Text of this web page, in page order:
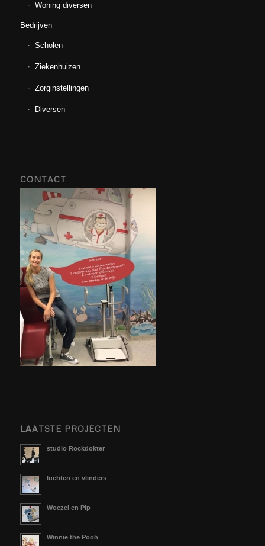
Woning diversen
Bedrijven
Scholen
Ziekenhuizen
Zorginstellingen
Diversen
CONTACT
LAATSTE PROJECTEN
studio Rockdokter
luchten en vlinders
Woezel en Pip
Winnie the Pooh